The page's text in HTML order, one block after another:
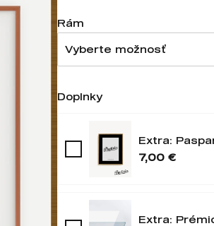
Rám
Vyberte možnosť
Doplnky
Extra:
7,00 €
Extra: